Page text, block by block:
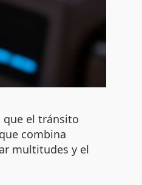
que el tránsito
combina
multitudes y el